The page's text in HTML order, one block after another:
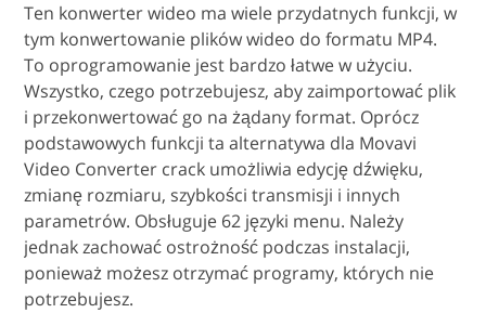
Ten konwerter wideo ma wiele przydatnych funkcji, w
tym konwertowanie plików wideo do formatu MP4.
To oprogramowanie jest bardzo łatwe w użyciu.
Wszystko, czego potrzebujesz, aby zaimportować plik
i przekonwertować go na żądany format. Oprócz
podstawowych funkcji ta alternatywa dla Movavi
Video Converter crack umożliwia edycję dźwięku,
zmianę rozmiaru, szybkości transmisji i innych
parametrów. Obsługuje 62 języki menu. Należy
jednak zachować ostrożność podczas instalacji,
ponieważ możesz otrzymać programy, których nie
potrzebujesz.